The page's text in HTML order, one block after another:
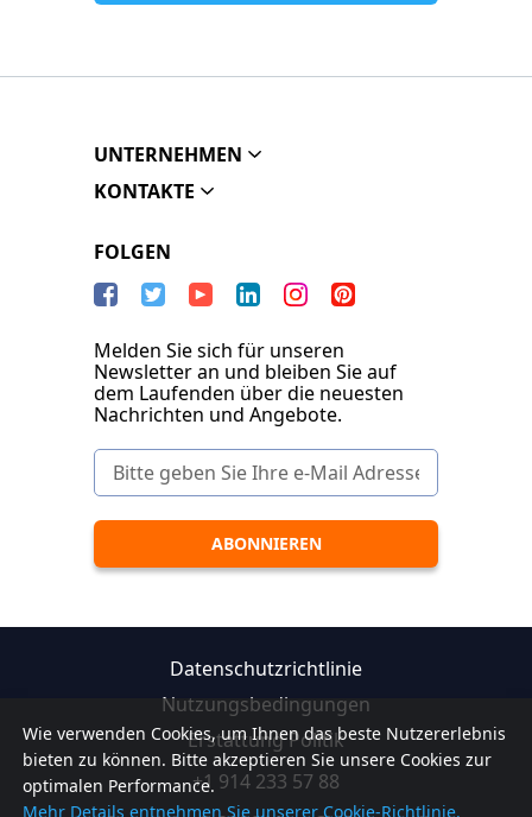
Wie verwenden Cookies, um Ihnen das beste Nutzererlebnis
bieten zu können. Bitte akzeptieren Sie unsere Cookies zur
optimalen Performance.
Mehr Details entnehmen Sie unserer Cookie-Richtlinie.
UNTERNEHMEN
KONTAKTE
FOLGEN
Melden Sie sich für unseren
Newsletter an und bleiben Sie auf
dem Laufenden über die neuesten
Nachrichten und Angebote.
Datenschutzrichtlinie
Nutzungsbedingungen
Erstattung Politik
+1 914 233 57 88